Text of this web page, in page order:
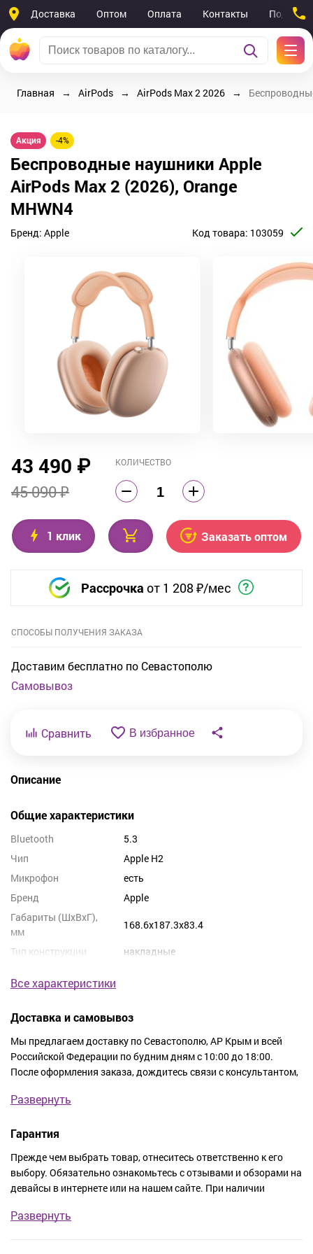
Доставка Оптом Оплата Контакты
Главная AirPods AirPods Max 2 2026
Акция -4%
Беспроводные наушники Apple
AirPods Max 2 (2026), Orange
MHWN4
Бренд: Apple Код товара: 103059
КОЛИЧЕСТВО
43 490 ₽
45 090 ₽
1 клик Заказать оптом
Рассрочка от 1 208₽/мес
СПОСОБЫ ПОЛУЧЕНИЯ ЗАКАЗА
Доставим бесплатно по Севастополю
Самовывоз
Сравнить В избранное
Описание
Общие характеристики
Bluetooth
5.3
Чип
Apple H2
Микрофон
есть
Бренд
Apple
Габариты (ШxВxГ),
мм
168.6x187.3x83.4
Тип конструкции накладные
Все характеристики
Доставка и самовывоз
Мы предлагаем доставку по Севастополю, АР Крым и всей
Российской Федерации по будним дням с 10:00 до 18:00.
После оформления заказа, дождитесь связи с консультантом,
удобно получить заказ. Доставка покупки осуществляется в
Бесплатно.
Развернуть
Гарантия
Прежде чем выбрать товар, отнеситесь ответственно к его
выбору. Обязательно ознакомьтесь с отзывами и обзорами на
девайсы в интернете или на нашем сайте. При наличии
нашим консультантом. Вы получите подробную консультацию
Развернуть